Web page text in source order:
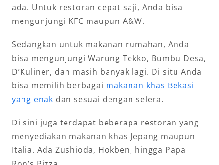
ada. Untuk restoran cepat saji, Anda bisa
mengunjungi KFC maupun A&W.
Sedangkan untuk makanan rumahan, Anda
bisa mengunjungi Warung Tekko, Bumbu Desa,
D’Kuliner, dan masih banyak lagi. Di situ Anda
bisa memilih berbagai makanan khas Bekasi
yang enak dan sesuai dengan selera.
Di sini juga terdapat beberapa restoran yang
menyediakan makanan khas Jepang maupun
Italia. Ada Zushioda, Hokben, hingga Papa